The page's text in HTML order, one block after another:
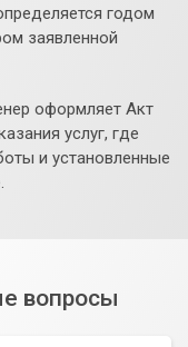
годом
заявленной
оформляет Акт
услуг, где
и установленные
вопросы